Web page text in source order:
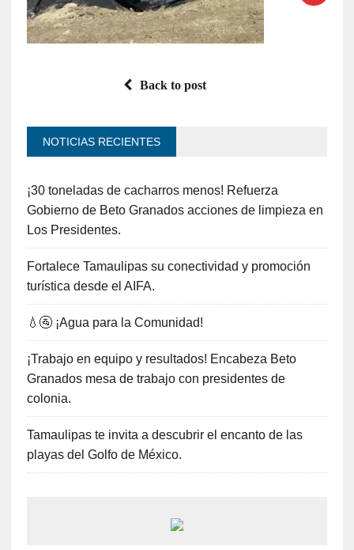
Back to post
NOTICIAS RECIENTES
¡30 toneladas de cacharros menos! Refuerza
Gobierno de Beto Granados acciones de limpieza en
Los Presidentes.
Fortalece Tamaulipas su conectividad y promoción
turística desde el AIFA.
💧🚰 ¡Agua para la Comunidad!
¡Trabajo en equipo y resultados! Encabeza Beto
Granados mesa de trabajo con presidentes de
colonia.
Tamaulipas te invita a descubrir el encanto de las
playas del Golfo de México.